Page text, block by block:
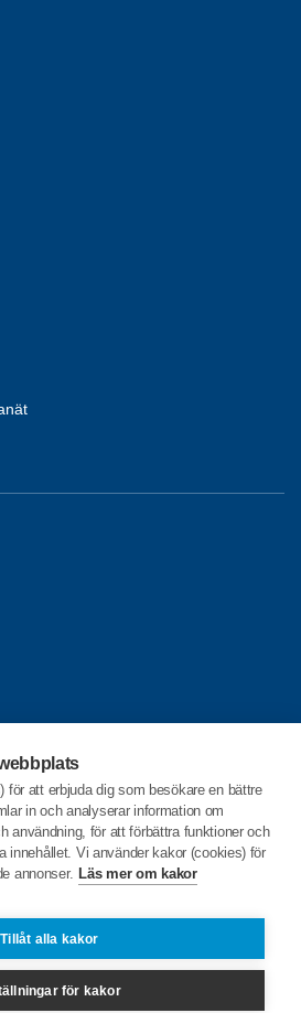
för att erbjuda dig som besökare en bättre
in och analyserar information om
användning, för att förbättra funktioner och
innehållet. Vi använder kakor (cookies) för
annonser. Läs mer om kakor
Tillåt alla kakor
för kakor